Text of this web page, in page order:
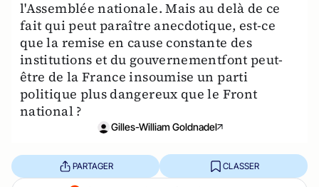
l'Assemblée nationale. Mais au delà de ce
fait qui peut paraître anecdotique, est-ce
que la remise en cause constante des
institutions et du gouvernementfont peut-
être de la France insoumise un parti
politique plus dangereux que le Front
national ?
Gilles-William Goldnadel
PARTAGER CLASSER